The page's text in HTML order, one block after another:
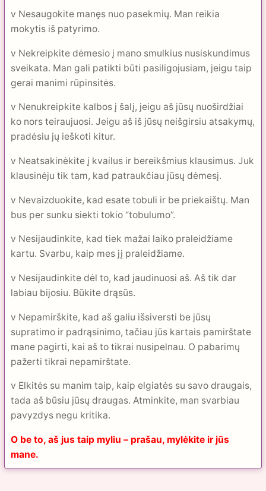
v Nesaugokite manęs nuo pasekmių. Man reikia
mokytis iš patyrimo.
v Nekreipkite dėmesio į mano smulkius nusiskundimus
sveikata. Man gali patikti būti pasiligojusiam, jeigu taip
gerai manimi rūpinsitės.
v Nenukreipkite kalbos į šalį, jeigu aš jūsų nuoširdžiai
ko nors teiraujuosi. Jeigu aš iš jūsų neišgirsiu atsakymų,
pradėsiu jų ieškoti kitur.
v Neatsakinėkite į kvailus ir bereikšmius klausimus. Juk
klausinėju tik tam, kad patraukčiau jūsų dėmesį.
v Nevaizduokite, kad esate tobuli ir be priekaištų. Man
bus per sunku siekti tokio “tobulumo”.
v Nesijaudinkite, kad tiek mažai laiko praleidžiame
kartu. Svarbu, kaip mes jį praleidžiame.
v Nesijaudinkite dėl to, kad jaudinuosi aš. Aš tik dar
labiau bijosiu. Būkite drąsūs.
v Nepamirškite, kad aš galiu išsiversti be jūsų
supratimo ir padrąsinimo, tačiau jūs kartais pamirštate
mane pagirti, kai aš to tikrai nusipelnau. O pabarimų
pažerti tikrai nepamirštate.
v Elkitės su manim taip, kaip elgiatės su savo draugais,
tada aš būsiu jūsų draugas. Atminkite, man svarbiau
pavyzdys negu kritika.
O be to, aš jus taip myliu – prašau, mylėkite ir jūs
mane.